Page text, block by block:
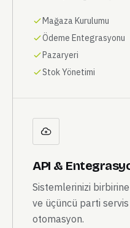
Mağaza Kurulumu
Ödeme Entegrasyonu
Pazaryeri
Stok Yönetimi
API &
Sistemlerinizi
ve üçüncü parti
otomasyon.